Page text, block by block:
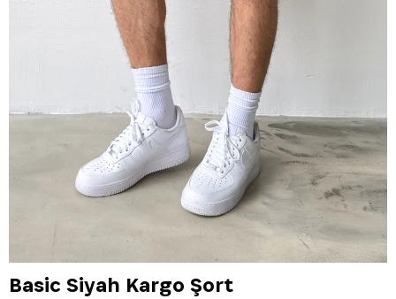
Basic Siyah Kargo Şort